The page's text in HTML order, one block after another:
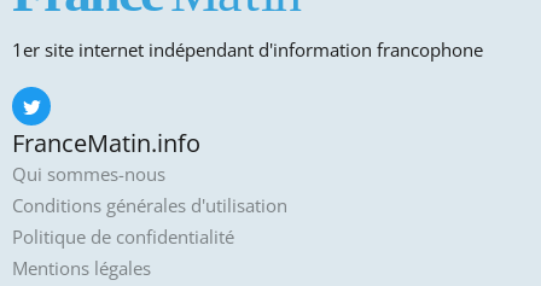
1er site internet indépendant d'information francophone
FranceMatin.info
Qui sommes-nous
Conditions générales d'utilisation
Politique de confidentialité
Mentions légales